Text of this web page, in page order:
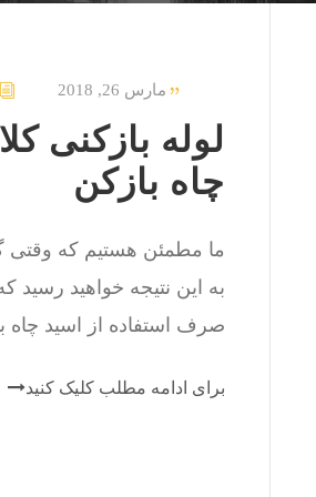
مارس 26, 2018
چاه بازکن
ما مطمئن هستیم که وقتی
به این نتیجه خواهید
صرف استفاده از اسید چاه
برای ادامه مطلب کلیک کنید